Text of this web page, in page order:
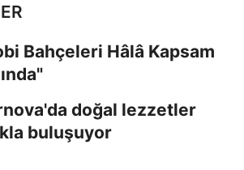
Bahçeleri Hâlâ Kapsam
doğal lezzetler
buluşuyor